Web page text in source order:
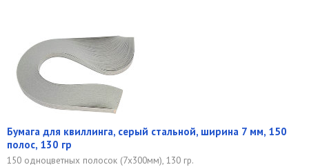
Бумага для квиллинга, серый стальной, ширина 7 мм, 150
полос, 130 гр
150 одноцветных полосок (7х300мм), 130 гр.